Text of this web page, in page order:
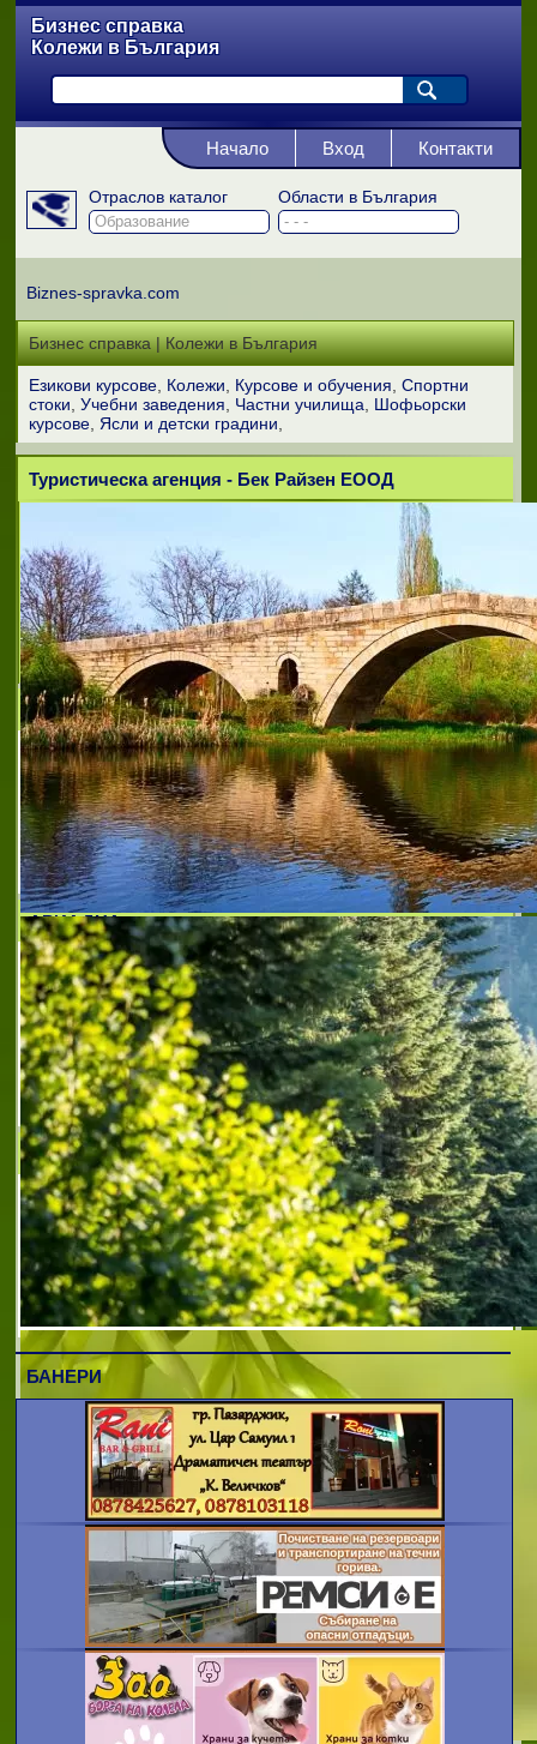
Бизнес справка
Колежи в България
Отраслов каталог Области в България
Начало Вход Контакти
Biznes-spravka.com
Бизнес справка | Колежи в България
Езикови курсове Колежи Курсове и обучения Спортни
стоки Учебни заведения Частни училища
Шофьорски
курсове Ясли и детски градини
Туристическа агенция - Бек Райзен ЕООД
НОВ БЪЛГАРСКИ УНИВЕРСИТЕТ
НОВ БЪЛГАРСКИ УНИВЕРСИТЕТ е
учреден на 18 септември 1991 година, с
решение на Великото народно събрание.
На 5 юли 2001 година НБУ получава
институционална акредитация от
Националната агенция за оценя
АРИАДНА
АРИАДНА е колеж по мода и дизайн
Колежа е с държавна акредитация на
Министерство на образованието и
науката. Приемът за учебна 2011/2012
година в колежа е по документи и с
интервю по специалности
ЛЮАС
ЛЮАС ООД е дружество, съучредител на
Европейската асоциация за наука и
образование с офиси в София, Берлин и
Киев с цел реализация на обучение в
Европейското образователно
пространство. На това основ
БАНЕРИ